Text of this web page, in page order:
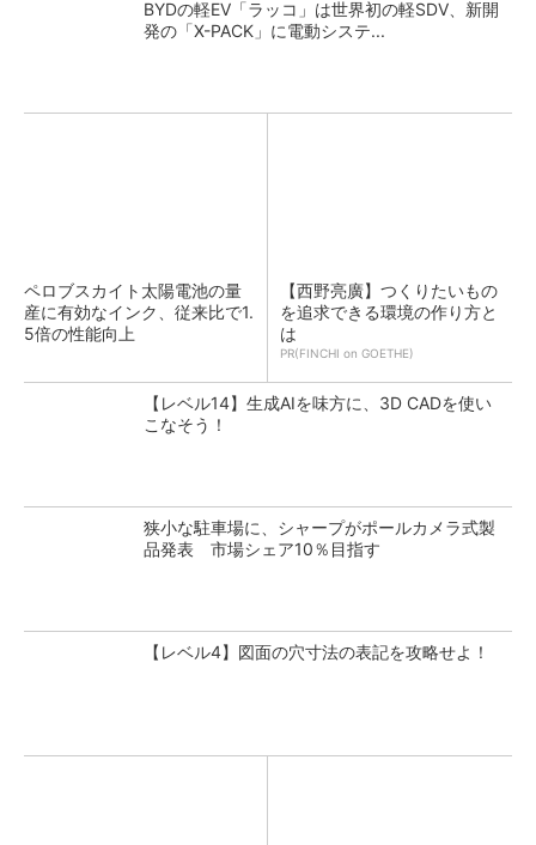
BYDの軽EV「ラッコ」は世界初の軽SDV、新開
発の「X-PACK」に電動システ...
ペロブスカイト太陽電池の量
産に有効なインク、従来比で1.
5倍の性能向上
【西野亮廣】つくりたいもの
を追求できる環境の作り方と
は
PR(FINCHI on GOETHE)
【レベル14】生成AIを味方に、3D CADを使い
こなそう！
狭小な駐車場に、シャープがポールカメラ式製
品発表 市場シェア10％目指す
【レベル4】図面の穴寸法の表記を攻略せよ！